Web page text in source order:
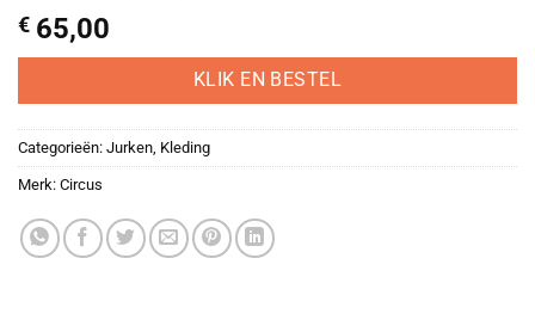
€ 65,00
KLIK EN BESTEL
Categorieën: Jurken Kleding
Merk: Circus